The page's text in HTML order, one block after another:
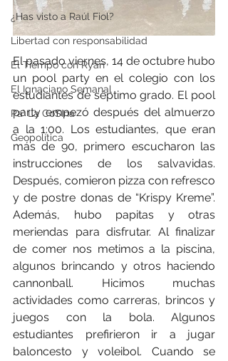
¿Has visto a Raúl Fiol?
Libertad con responsabilidad
El Tiempo con Ryan
El Ignaciano Semanal
Pa' La CoSIna
Geopolítica
El pasado viernes, 14 de octubre hubo
un pool party en el colegio con los
estudiantes de séptimo grado. El pool
party empezó después del almuerzo
a la 1:00. Los estudiantes, que eran
más de 90, primero escucharon las
instrucciones de los salvavidas.
Después, comieron pizza con refresco
y de postre donas de “Krispy Kreme”.
Además, hubo papitas y otras
meriendas para disfrutar. Al finalizar
de comer nos metimos a la piscina,
algunos brincando y otros haciendo
cannonball. Hicimos muchas
actividades como carreras, brincos y
juegos con la bola. Algunos
estudiantes prefirieron ir a jugar
baloncesto y voleibol. Cuando se